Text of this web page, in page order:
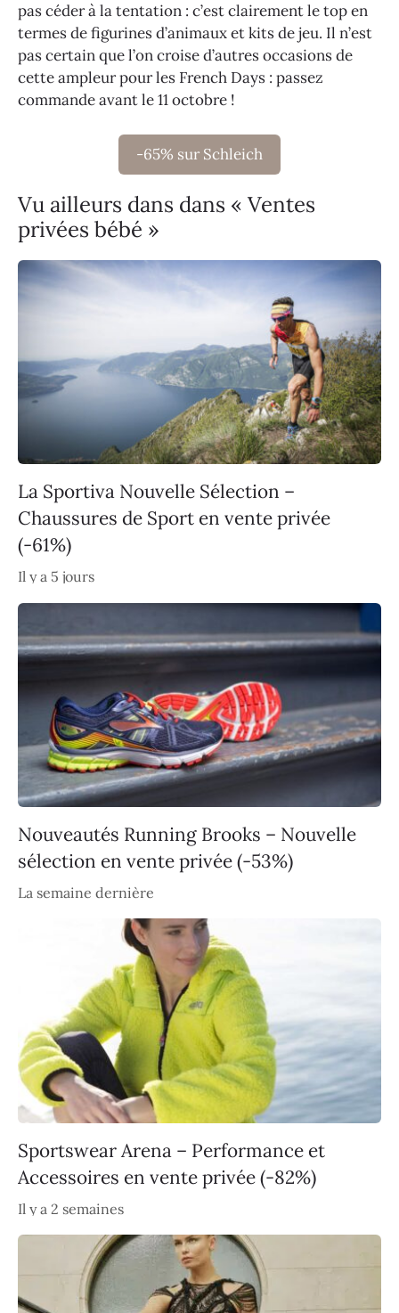
pas céder à la tentation : c’est clairement le top en
termes de figurines d’animaux et kits de jeu. Il n’est
pas certain que l’on croise d’autres occasions de
cette ampleur pour les French Days : passez
commande avant le 11 octobre !
-65% sur Schleich
Vu ailleurs dans dans « Ventes
privées bébé »
La Sportiva Nouvelle Sélection –
Chaussures de Sport en vente privée
(-61%)
Il y a 5 jours
Nouveautés Running Brooks – Nouvelle
sélection en vente privée (-53%)
La semaine dernière
Sportswear Arena – Performance et
Accessoires en vente privée (-82%)
Il y a 2 semaines